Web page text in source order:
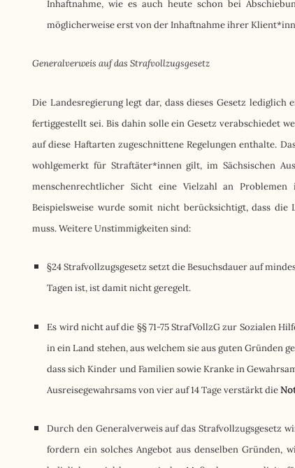
Inhaftnahme, wie es auch heute schon bei
möglicherweise erst von der Inhaftnahme ihrer
Generalverweis auf das Strafvollzugsgesetz
Die Landesregierung legt dar, dass dieses Gesetz
fertiggestellt sei. Bis dahin solle ein Gesetz verabschiedet
auf diese Haftarten zugeschnittene Regelungen enthalte.
wohlgemerkt für Straftäter*innen gilt, im Sächsischen
menschenrechtlicher Sicht eine Vielzahl an
Beispielsweise wurde somit nicht berücksichtigt, dass
muss. Weitere Unstimmigkeiten sind:
§24 Strafvollzugsgesetz setzt die Besuchsdauer auf
Tagen ist, ist damit nicht geregelt.
Es wird nicht auf die §§ 71-75 StrafVollzG zur Sozialen
in ein Land stehen, aus welchem sie aus guten Gründen
dass sich Kinder und Familien sowie Kranke in
Ausreisegewahrsams von vier auf 14 Tage verstärkt die
Durch den Generalverweis auf das Strafvollzugsgesetz
fordern ein solches Angebot aus denselben Gründen,